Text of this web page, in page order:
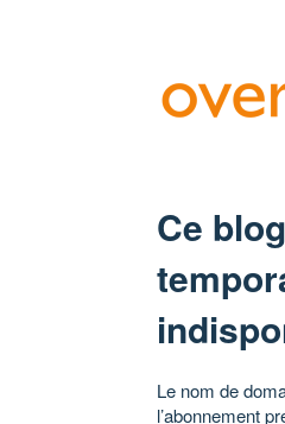
Ce
Le nom de
l’abonnement